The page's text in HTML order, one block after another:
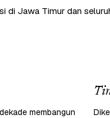
di Jawa Timur dan
membangun